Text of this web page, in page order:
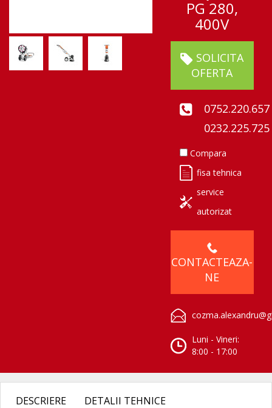
PG 280,
400V
SOLICITA
OFERTA
0752.220.657
0232.225.725
Compara
fisa tehnica
service
autorizat
CONTACTEAZA-
NE
Luni - Vineri:
8:00 - 17:00
DESCRIERE DETALII TEHNICE